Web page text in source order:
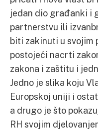
jedan dio građanki i
partnerstvu ili
biti zakinuti u svojim
postojeći nacrti
zakona i zaštitu i
Jedno je slika koju
Europskoj uniji i
a drugo je što
RH svojim